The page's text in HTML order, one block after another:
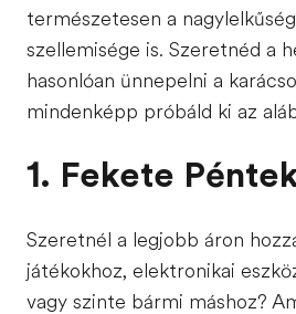
természetesen a
szellemisége is. Szeretnéd a
hasonlóan ünnepelni a
mindenképp próbáld ki az
1. Fekete
Szeretnél a legjobb áron
játékokhoz, elektronikai
vagy szinte bármi máshoz?